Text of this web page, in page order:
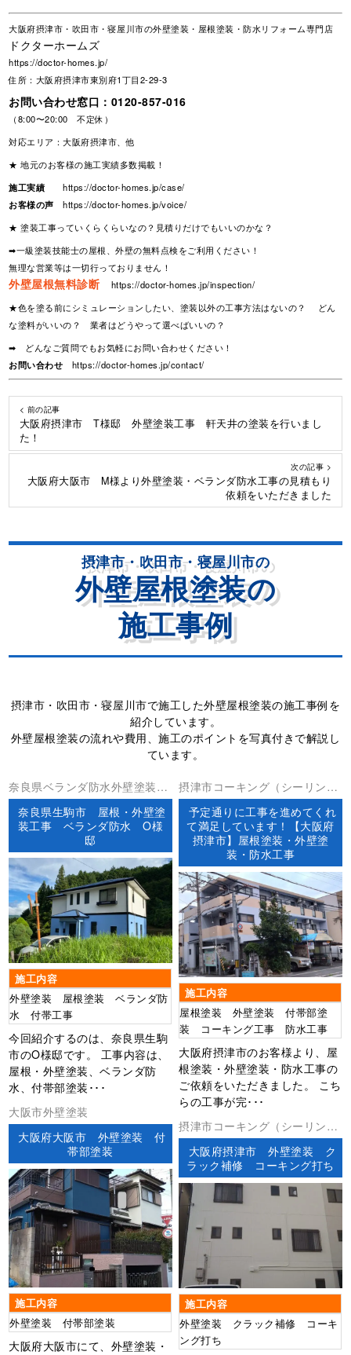
大阪府摂津市・吹田市・寝屋川市の外壁塗装・屋根塗装・防水リフォーム専門店
ドクターホームズ
https://doctor-homes.jp/
住所：大阪府摂津市東別府1丁目2-29-3
お問い合わせ窓口： 0120-857-016
（8:00〜20:00 不定休）
対応エリア：大阪府摂津市、他
★ 地元のお客様の施工実績多数掲載！
施工実績
https://doctor-homes.jp/case/
お客様の声
https://doctor-homes.jp/voice/
★ 塗装工事っていくらくらいなの？見積りだけでもいいのかな？
➡一級塗装技能士の屋根、外壁の無料点検をご利用ください！
無理な営業等は一切行っておりません！
外壁屋根無料診断
https://doctor-homes.jp/inspection/
★色を塗る前にシミュレーションしたい、塗装以外の工事方法はないの？ どん
な塗料がいいの？ 業者はどうやって選べばいいの？
➡ どんなご質問でもお気軽にお問い合わせください！
お問い合わせ
https://doctor-homes.jp/contact/
< 前の記事
大阪府摂津市 T様邸 外壁塗装工事 軒天井の塗装を行いまし
た！
次の記事 >
大阪府大阪市 M様より外壁塗装・ベランダ防水工事の見積もり
依頼をいただきました
摂津市・吹田市・寝屋川市の
外壁屋根塗装の
施工事例
摂津市・吹田市・寝屋川市で施工した外壁屋根塗装の施工事例を
紹介しています。
外壁屋根塗装の流れや費用、施工のポイントを写真付きで解説し
ています。
奈良県ベランダ防水外壁塗装屋
根塗装防水工事
奈良県生駒市 屋根・外壁塗
装工事 ベランダ防水 O様
邸
施工内容
外壁塗装 屋根塗装 ベランダ防
水 付帯工事
今回紹介するのは、奈良県生駒
市のO様邸です。 工事内容は、
屋根・外壁塗装、ベランダ防
水、付帯部塗装･･･
摂津市コーキング（シーリン
グ）ベランダ防水外壁塗装屋上
防水屋根塗装防水工事
予定通りに工事を進めてくれ
て満足しています！【大阪府
摂津市】屋根塗装・外壁塗
装・防水工事
施工内容
屋根塗装 外壁塗装 付帯部塗
装 コーキング工事 防水工事
大阪府摂津市のお客様より、屋
根塗装・外壁塗装・防水工事の
ご依頼をいただきました。 こち
らの工事が完･･･
大阪市外壁塗装
大阪府大阪市 外壁塗装 付
帯部塗装
施工内容
外壁塗装 付帯部塗装
大阪府大阪市にて、外壁塗装・
摂津市コーキング（シーリン
グ）その他外壁塗装防水工事
大阪府摂津市 外壁塗装 ク
ラック補修 コーキング打ち
施工内容
外壁塗装 クラック補修 コーキ
ング打ち